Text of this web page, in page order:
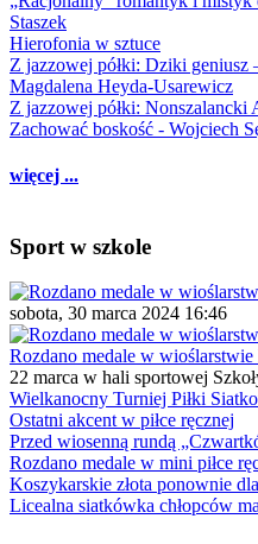
Staszek
Hierofonia w sztuce
Z jazzowej półki: Dziki geniusz
Magdalena Heyda-Usarewicz
Z jazzowej półki: Nonszalancki
Zachować boskość - Wojciech
więcej ...
Sport w szkole
sobota, 30 marca 2024 16:46
Rozdano medale w
22 marca w hali sportowej
Wielkanocny Turniej Piłki
Ostatni akcent w piłce ręcznej
Przed wiosenną rundą
Rozdano medale w mini piłce
Koszykarskie złota ponownie
Licealna siatkówka chłopców